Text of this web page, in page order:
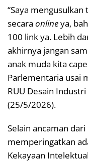
“Saya
secara onlineya,
100 link ya. Lebih
akhirnya jangan
anak muda kita
Parlementaria usai
RUU Desain Industri
(25/5/2026).
Selain ancaman
memperingatkan
Kekayaan